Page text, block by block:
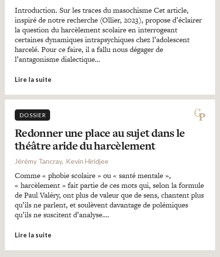
Introduction. Sur les traces du masochisme Cet article,
inspiré de notre recherche (Ollier, 2023), propose d’éclairer
la question du harcèlement scolaire en interrogeant
certaines dynamiques intrapsychiques chez l’adolescent
harcelé. Pour ce faire, il a fallu nous dégager de
l’antagonisme dialectique…
Lire la suite
DOSSIER
Redonner une place au sujet dans le
théâtre aride du harcèlement
Jérémy Tancray Kevin Hiridjee
Comme « phobie scolaire » ou « santé mentale »,
« harcèlement » fait partie de ces mots qui, selon la formule
de Paul Valéry, ont plus de valeur que de sens, chantent plus
qu’ils ne parlent, et soulèvent davantage de polémiques
qu’ils ne suscitent d’analyse….
Lire la suite